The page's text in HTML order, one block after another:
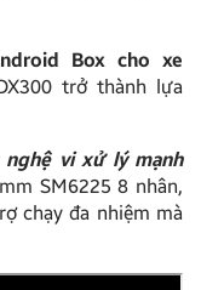
Box cho xe
trở thành lựa
vi xử lý mạnh
SM6225 8 nhân,
chạy đa nhiệm mà